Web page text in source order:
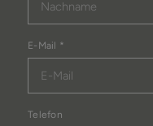
E-Mail *
Telefon